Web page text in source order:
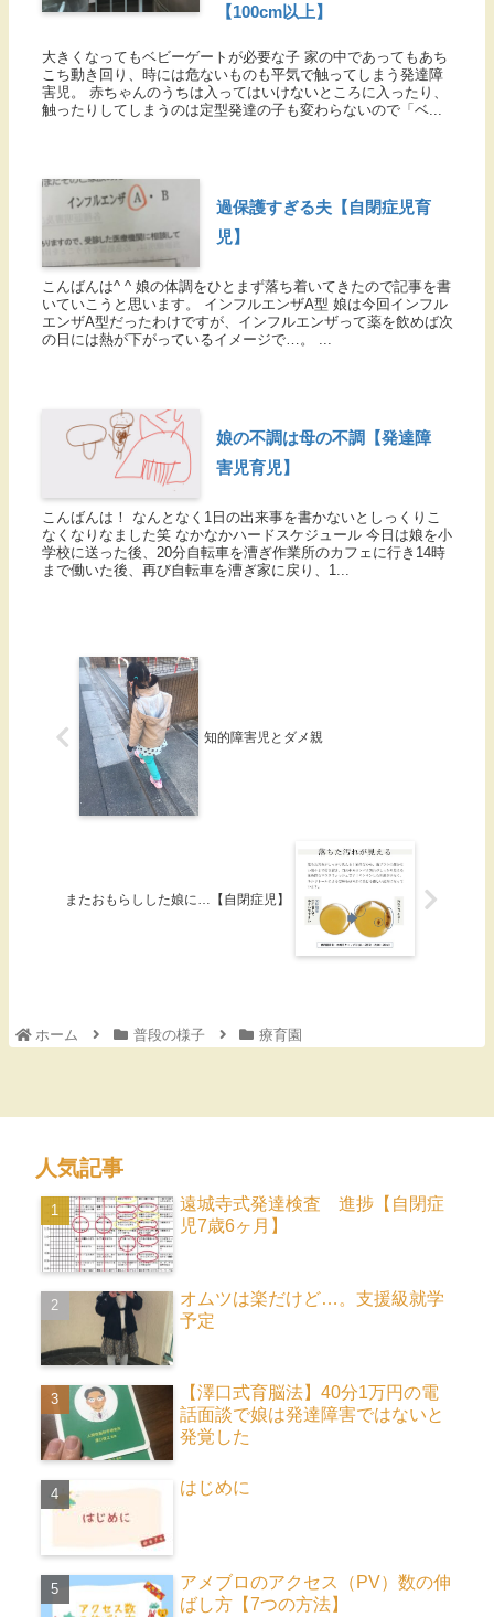
【100cm以上】
大きくなってもベビーゲートが必要な子 家の中であってもあち
こち動き回り、時には危ないものも平気で触ってしまう発達障
害児。 赤ちゃんのうちは入ってはいけないところに入ったり、
触ったりしてしまうのは定型発達の子も変わらないので「ベ...
過保護すぎる夫【自閉症児育
児】
こんばんは^ ^ 娘の体調をひとまず落ち着いてきたので記事を書
いていこうと思います。 インフルエンザA型 娘は今回インフル
エンザA型だったわけですが、インフルエンザって薬を飲めば次
の日には熱が下がっているイメージで…。 ...
娘の不調は母の不調【発達障
害児育児】
こんばんは！ なんとなく1日の出来事を書かないとしっくりこ
なくなりなました笑 なかなかハードスケジュール 今日は娘を小
学校に送った後、20分自転車を漕ぎ作業所のカフェに行き14時
まで働いた後、再び自転車を漕ぎ家に戻り、1...
知的障害児とダメ親
またおもらしした娘に…【自閉症児】
ホーム 普段の様子 療育園
人気記事
遠城寺式発達検査 進捗【自閉症
児7歳6ヶ月】
オムツは楽だけど…。支援級就学
予定
【澤口式育脳法】40分1万円の電
話面談で娘は発達障害ではないと
発覚した
はじめに
アメブロのアクセス（PV）数の伸
ばし方【7つの方法】